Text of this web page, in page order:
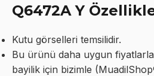
Q6472A Y
Kutu görselleri temsilidir.
Bu ürünü daha uygun
bayilik için bizimle